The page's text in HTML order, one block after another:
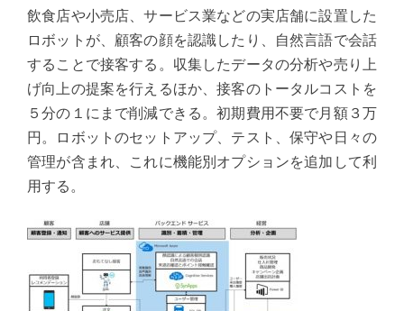
飲食店や小売店、サービス業などの実店舗に設置した
ロボットが、顧客の顔を認識したり、自然言語で会話
することで接客する。収集したデータの分析や売り上
げ向上の提案を行えるほか、接客のトータルコストを
５分の１にまで削減できる。初期費用不要で月額３万
円。ロボットのセットアップ、テスト、保守や日々の
管理が含まれ、これに機能別オプションを追加して利
用する。